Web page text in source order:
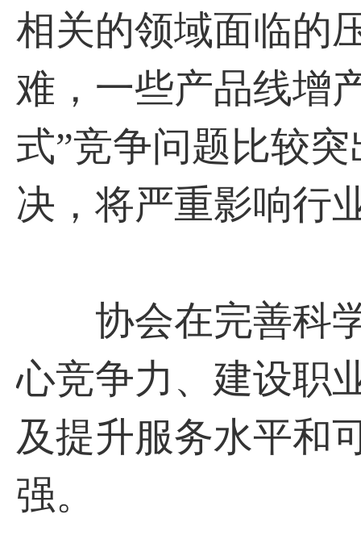
相关的领域面临的
难，一些产品线增
式”竞争问题比较
决，将严重影响行
协会在完善科学
心竞争力、建设职
及提升服务水平和
强。